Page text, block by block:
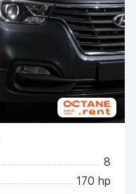
8
170 hp